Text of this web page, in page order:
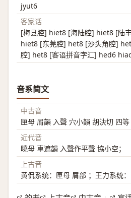
jyut6
客家话
[梅县腔] hiet8 [海陆腔] hiet8 [陆
hiet8 [东莞腔] het8 [沙头角腔]
腔] het8 [客语拼音字汇] hed6
音系简文
中古音
匣母 屑韻 入聲 穴小韻 胡決切 四等
近代音
曉母 車遮韻 入聲作平聲 協小空；
上古音
黄侃系统：匣母 屑部 ；王力系统：